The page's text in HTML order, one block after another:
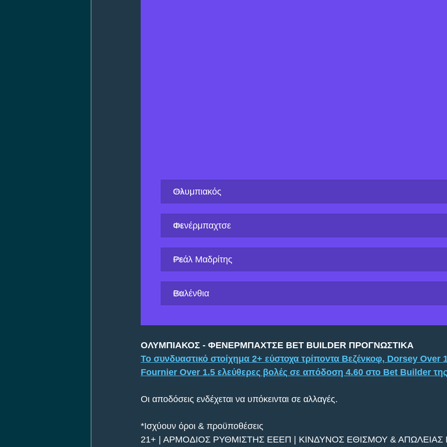
0%
Ολυμπιακός
0%
Φενέρμπαχτσε
0%
Ρεάλ Μαδρίτης
0%
Βαλένθια
ΟΛΥΜΠΙΑΚΟΣ - ΦΕΝΕΡΜΠΑΧΤΣΕ BET BUILDER ΠΡΟΓΝΩΣΤΙΚΑ
Το συνδυαστικό στοίχημα 2+ εύστοχα τρίποντα Βεζένκοφ, Dorsey Over
Fournier Over 1.5 ελεύθερες βολές σε απόδοση 4.60 στο Bet Builder
Οι αποδόσεις ενδέχεται να υπόκεινται σε αλλαγές.
*Ισχύουν όροι & προϋποθέσεις
21+ | ΑΡΜΟΔΙΟΣ ΡΥΘΜΙΣΤΗΣ ΕΕΕΠ | ΚΙΝΔΥΝΟΣ ΕΘΙΣΜΟΥ & ΑΠΩΛΕΙΑΣ